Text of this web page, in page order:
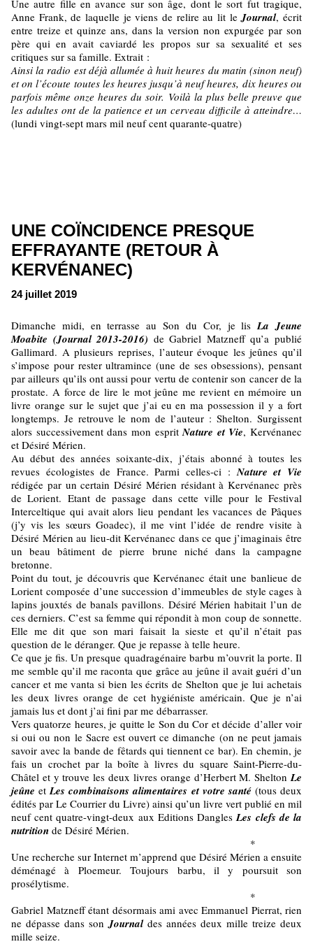
Une autre fille en avance sur son âge, dont le sort fut tragique,
Anne Frank, de laquelle je viens de relire au lit leJournal, écrit
entre treize et quinze ans, dans la version non expurgée par son
père qui en avait caviardé les propos sur sa sexualité et ses
critiques sur sa famille. Extrait :
Ainsi la radio est déjà allumée à huit heures du matin (sinon neuf)
et on l’écoute toutes les heures jusqu’à neuf heures, dix heures ou
parfois même onze heures du soir. Voilà la plus belle preuve que
les adultes ont de la patience et un cerveau difficile à atteindre…
(lundi vingt-sept mars mil neuf cent quarante-quatre)
UNE COÏNCIDENCE PRESQUE
EFFRAYANTE (RETOUR À
KERVÉNANEC)
24 juillet 2019
Dimanche midi, en terrasse au Son du Cor, je lis La Jeune
Moabite (Journal 2013-2016) de Gabriel Matzneff qu’a publié
Gallimard. A plusieurs reprises, l’auteur évoque les jeûnes qu’il
s’impose pour rester ultramince (une de ses obsessions), pensant
par ailleurs qu’ils ont aussi pour vertu de contenir son cancer de la
prostate. A force de lire le mot jeûne me revient en mémoire un
livre orange sur le sujet que j’ai eu en ma possession il y a fort
longtemps. Je retrouve le nom de l’auteur : Shelton. Surgissent
alors successivement dans mon espritNature et Vie, Kervénanec
et Désiré Mérien.
Au début des années soixante-dix, j’étais abonné à toutes les
revues écologistes de France. Parmi celles-ci :Nature et Vie
rédigée par un certain Désiré Mérien résidant à Kervénanec près
de Lorient. Etant de passage dans cette ville pour le Festival
Interceltique qui avait alors lieu pendant les vacances de Pâques
(j’y vis les sœurs Goadec), il me vint l’idée de rendre visite à
Désiré Mérien au lieu-dit Kervénanec dans ce que j’imaginais être
un beau bâtiment de pierre brune niché dans la campagne
bretonne.
Point du tout, je découvris que Kervénanec était une banlieue de
Lorient composée d’une succession d’immeubles de style cages à
lapins jouxtés de banals pavillons. Désiré Mérien habitait l’un de
ces derniers. C’est sa femme qui répondit à mon coup de sonnette.
Elle me dit que son mari faisait la sieste et qu’il n’était pas
question de le déranger. Que je repasse à telle heure.
Ce que je fis. Un presque quadragénaire barbu m’ouvrit la porte. Il
me semble qu’il me raconta que grâce au jeûne il avait guéri d’un
cancer et me vanta si bien les écrits de Shelton que je lui achetais
les deux livres orange de cet hygiéniste américain. Que je n’ai
jamais lus et dont j’ai fini par me débarrasser.
Vers quatorze heures, je quitte le Son du Cor et décide d’aller voir
si oui ou non le Sacre est ouvert ce dimanche (on ne peut jamais
savoir avec la bande de fêtards qui tiennent ce bar). En chemin, je
fais un crochet par la boîte à livres du square Saint-Pierre-du-
Châtel et y trouve les deux livres orange d’Herbert M. SheltonLe
jeûne etLes combinaisons alimentaires et votre santé(tous deux
édités par Le Courrier du Livre) ainsi qu’un livre vert publié en mil
neuf cent quatre-vingt-deux aux Editions DanglesLes clefs de la
nutrition de Désiré Mérien.
*
Une recherche sur Internet m’apprend que Désiré Mérien a ensuite
déménagé à Ploemeur. Toujours barbu, il y poursuit son
prosélytisme.
*
Gabriel Matzneff étant désormais ami avec Emmanuel Pierrat, rien
ne dépasse dans sonJournaldes années deux mille treize deux
mille seize.